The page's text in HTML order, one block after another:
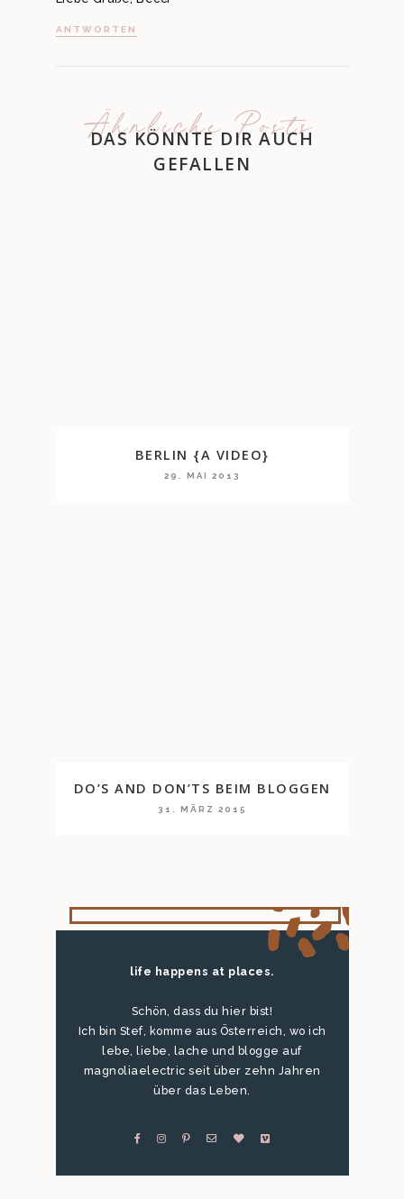
ANTWORTEN
Ähnliche Posts
DAS KÖNNTE DIR AUCH
GEFALLEN
BERLIN {A VIDEO}
29. MAI 2013
DO’S AND DON’TS BEIM BLOGGEN
31. MÄRZ 2015
life happens at places.
Schön, dass du hier bist!
Ich bin Stef, komme aus Österreich, wo ich
lebe, liebe, lache und blogge auf
magnoliaelectric seit über zehn Jahren
über das Leben.